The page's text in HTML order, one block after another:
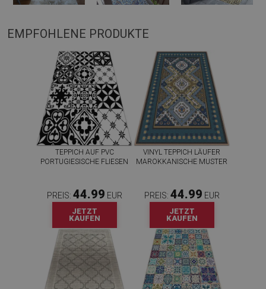
EMPFOHLENE PRODUKTE
TEPPICH AUF PVC
PORTUGIESISCHE FLIESEN
PREIS: 44.99 EUR
JETZT
KAUFEN
VINYL TEPPICH LÄUFER
MAROKKANISCHE MUSTER
PREIS: 44.99 EUR
JETZT
KAUFEN